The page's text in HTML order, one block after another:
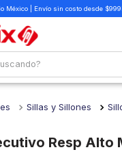
México | Envío sin costo desde
Sillas y Sillones
Resp Alto